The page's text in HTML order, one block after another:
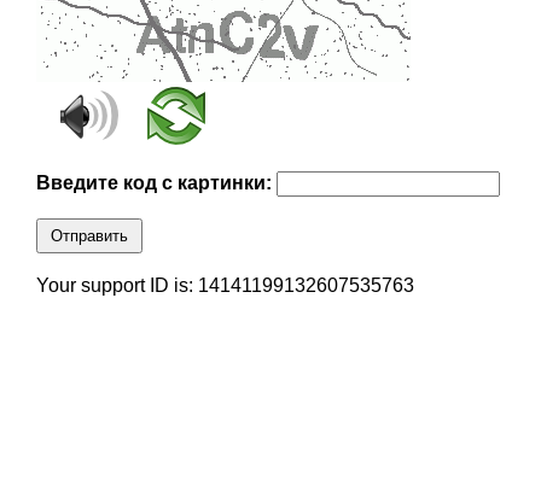
Введите код с картинки:
Отправить
Your support ID is: 14141199132607535763